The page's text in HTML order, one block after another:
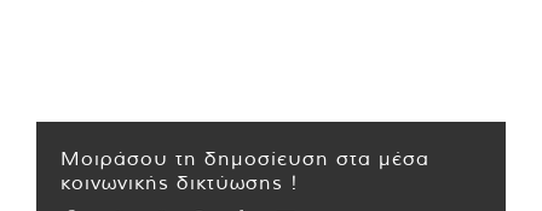
Μοιράσου τη δημοσίευση στα μέσα
κοινωνικής δικτύωσης !